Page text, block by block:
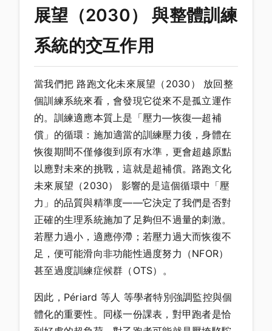
展望（2030） 與整體訓練
系統的交互作用
當我們把 路跑文化未來展望（2030） 放回整
個訓練系統來看，會發現它從來不是孤立運作
的。訓練適應本質上是「壓力—恢復—超補
償」的循環：施加適當的訓練壓力後，身體在
恢復期間不僅修復到原有水準，更會超越原點
以應對未來的挑戰，這就是超補償。路跑文化
未來展望（2030） 影響的是這個循環中「壓
力」的品質與精準度——它決定了我們是否對
正確的生理系統施加了足夠但不過量的刺激。
若壓力過小，適應停滯；若壓力過大而恢復不
足，便可能滑向非功能性過度努力（NFOR）
甚至過度訓練症候群（OTS）。
因此，Périard 等人 等學者特別強調監控與個
體化的重要性。同樣一份課表，對甲跑者是恰